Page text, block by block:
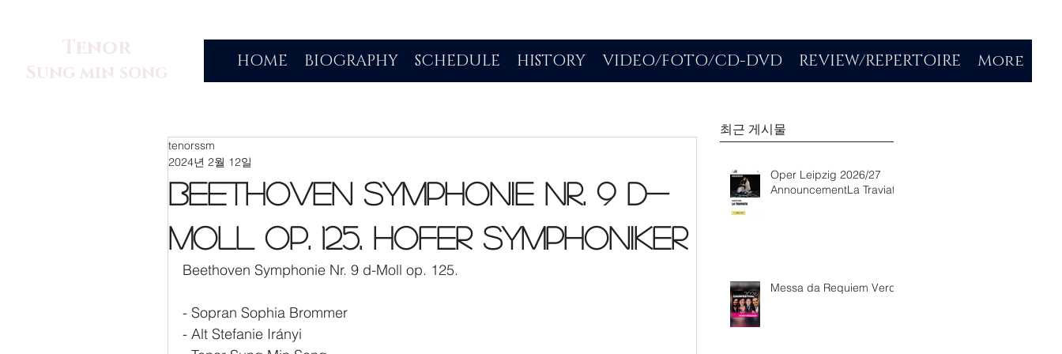
Tenor
Sung min song
HOME BIOGRAPHY SCHEDULE HISTORY VIDEO/FOTO/CD-DVD REVIEW/REPERTOIRE More
Beethoven Symphonie Nr. 9 d-
Moll op. 125. Hofer Symphoniker
tenorssm
2024년 2월 12일
Beethoven Symphonie Nr. 9 d-Moll op. 125.
- Sopran Sophia Brommer
- Alt Stefanie Irányi
최근 게시물
Oper Leipzig 2026/27
AnnouncementLa Traviata
Messa da Requiem Verdi